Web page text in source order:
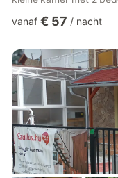
Terrasmeubelen. Ter
huisdier/hond
volwassenen + 2
mogelijk en worden ...
vanaf € 57 / nacht